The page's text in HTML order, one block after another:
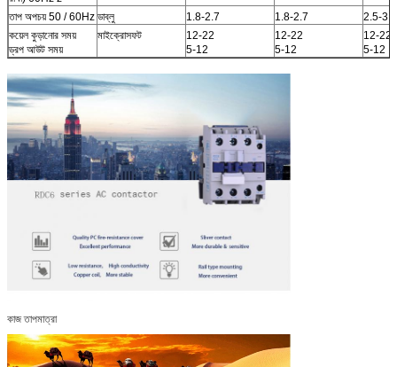
তাপ অপচয় 50 / 60Hz ডাব্লু 1.8-2.7 1.8-2.7
2.5-3.5
কয়েল কুড়ানোর সময়
ড্রপ আউট সময়
মাইক্রোসফট
12-22
5-12
12-22
5-12
12-22
5-12
কাজ তাপমাত্রা